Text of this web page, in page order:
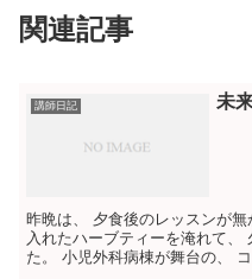
関連記事
講師日記 未
昨晩は、 夕食後のレッスンが
入れたハーブティーを淹れて、
た。 小児外科病棟が舞台の、